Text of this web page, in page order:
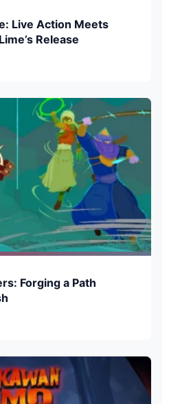
Live Action Meets
Release
Forging a Path